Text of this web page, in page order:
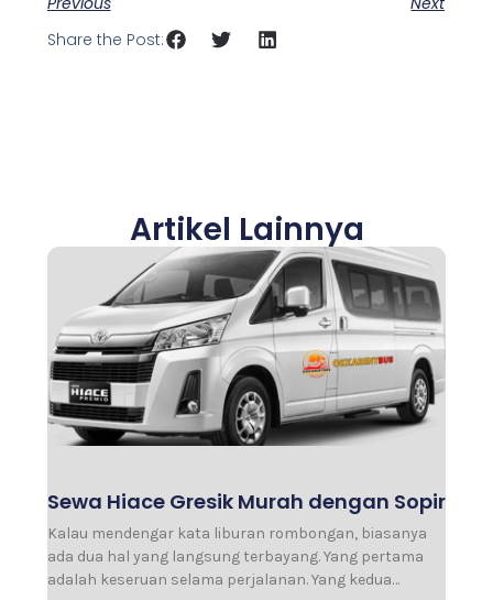
Share the Post:
Artikel Lainnya
Sewa Hiace Gresik Murah dengan Sopir
Kalau mendengar kata liburan rombongan, biasanya
ada dua hal yang langsung terbayang. Yang pertama
adalah keseruan selama perjalanan. Yang kedua…